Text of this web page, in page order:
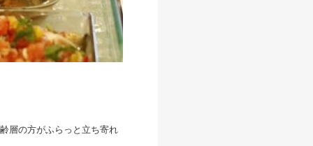
層の方がふらっと立ち寄れ